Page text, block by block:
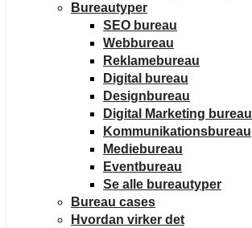
Bureautyper
SEO bureau
Webbureau
Reklamebureau
Digital bureau
Designbureau
Digital Marketing bureau
Kommunikationsbureau
Mediebureau
Eventbureau
Se alle bureautyper
Bureau cases
Hvordan virker det